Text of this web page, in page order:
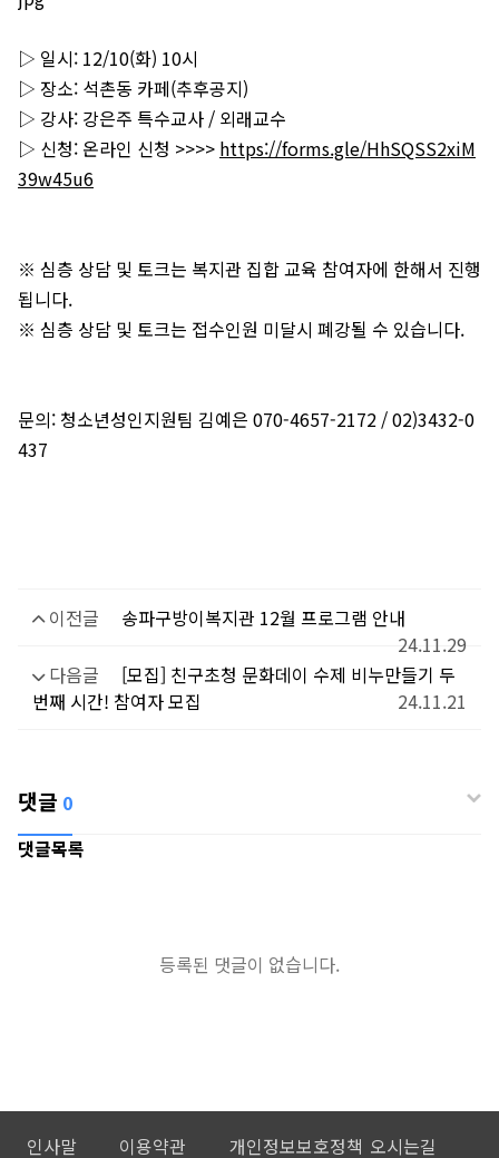
▷ 일시: 12/10(화) 10시
▷ 장소: 석촌동 카페(추후공지)
▷ 강사: 강은주 특수교사 / 외래교수
▷ 신청: 온라인 신청 >>>> https://forms.gle/HhSQSS2xiM
39w45u6
※ 심층 상담 및 토크는 복지관 집합 교육 참여자에 한해서 진행
됩니다.
※ 심층 상담 및 토크는 접수인원 미달시 폐강될 수 있습니다.
문의: 청소년성인지원팀 김예은 070-4657-2172 / 02)3432-0
437
이전글
송파구방이복지관 12월 프로그램 안내
24.11.29
다음글
[모집] 친구초청 문화데이 수제 비누만들기 두
번째 시간! 참여자 모집
24.11.21
댓글 0
댓글목록
등록된 댓글이 없습니다.
인사말 이용약관 개인정보보호정책 오시는길